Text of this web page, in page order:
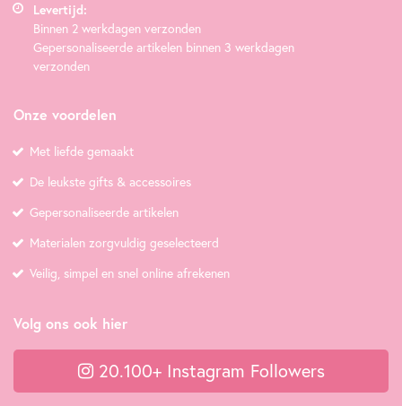
Levertijd:
Binnen 2 werkdagen verzonden
Gepersonaliseerde artikelen binnen 3 werkdagen
verzonden
Onze voordelen
Met liefde gemaakt
De leukste gifts & accessoires
Gepersonaliseerde artikelen
Materialen zorgvuldig geselecteerd
Veilig, simpel en snel online afrekenen
Volg ons ook hier
20.100+ Instagram Followers